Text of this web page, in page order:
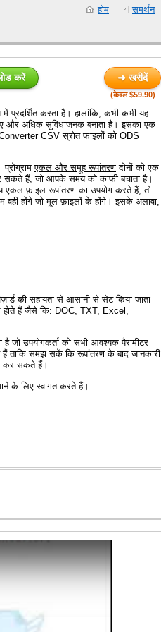
होम समर्थन
करें ➜ खरीदें
(केवल $59.90)
प्रदर्शित करता है। हालांकि, कभी-कभी यह
और अधिक सुविधाजनक बनाता है। इसका एक
CSV स्रोत फाइलों को ODS
एकल और समूह रूपांतरण दोनों को एक
सकते हैं, जो आपके समय को काफी बचाता है।
एकल फ़ाइल रूपांतरण का उपयोग करते हैं, तो
वही होंगे जो मूल फ़ाइलों के होंगे। इसके अलावा,
की सहायता से आसानी से सेट किया जाता
होते हैं जैसे कि: DOC, TXT, Excel,
उपयोगकर्ता को सभी आवश्यक पैरामीटर
ताकि समझ सकें कि रूपांतरण के बाद जानकारी
कर सकते हैं।
के लिए स्वागत करते हैं।